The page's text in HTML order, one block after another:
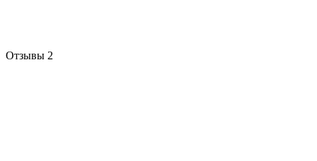
Отзывы 2